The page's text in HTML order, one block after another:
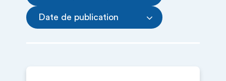
Date de publication